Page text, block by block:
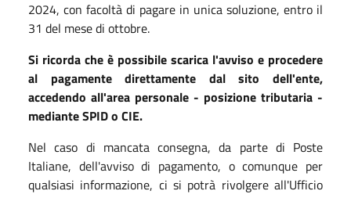
2024, con facoltà di pagare in unica soluzione, entro il
31 del mese di ottobre.
Si ricorda che è possibile scarica l'avviso e procedere
al pagamente direttamente dal sito dell'ente,
accedendo all'area personale - posizione tributaria -
mediante SPID o CIE.
Nel caso di mancata consegna, da parte di Poste
Italiane, dell'avviso di pagamento, o comunque per
qualsiasi informazione, ci si potrà rivolgere all'Ufficio